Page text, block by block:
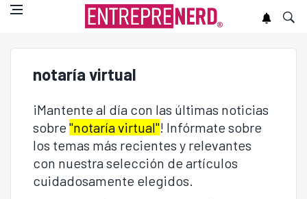
notaría virtual
¡Mantente al día con las últimas noticias
sobre "notaría virtual"! Infórmate sobre
los temas más recientes y relevantes
con nuestra selección de artículos
cuidadosamente elegidos.